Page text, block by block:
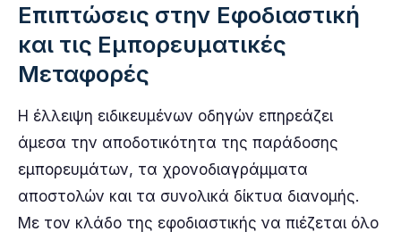
Επιπτώσεις στην Εφοδιαστική
και τις Εμπορευματικές
Μεταφορές
Η έλλειψη ειδικευμένων οδηγών επηρεάζει
άμεσα την αποδοτικότητα της παράδοσης
εμπορευμάτων, τα χρονοδιαγράμματα
αποστολών και τα συνολικά δίκτυα διανομής.
Με τον κλάδο της εφοδιαστικής να πιέζεται όλο